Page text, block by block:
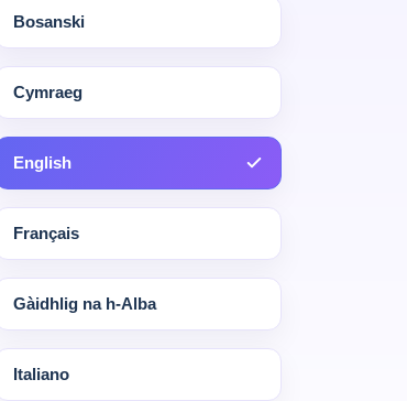
Bosanski
Cymraeg
English
Français
Gàidhlig na h-Alba
Italiano